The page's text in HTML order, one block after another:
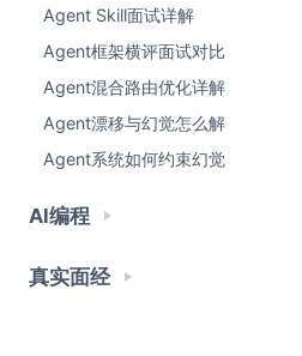
Agent Skill面试详解
Agent框架横评面试对比
Agent混合路由优化详解
Agent漂移与幻觉怎么解
Agent系统如何约束幻觉
AI编程
真实面经
但你的multi agent 真正进生产
为什么一个简单任务能烧掉几
为什么某个子 Agent 失败后，
为什么最终结果看起来对，但
为什么接入一个新工具，要改
登录后评论